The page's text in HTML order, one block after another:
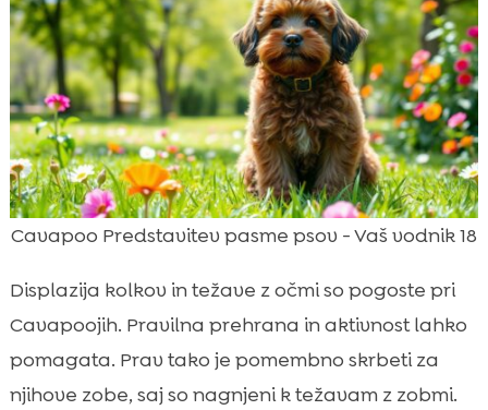
Cavapoo Predstavitev pasme psov - Vaš vodnik 18
Displazija kolkov in težave z očmi so pogoste pri
Cavapoojih. Pravilna prehrana in aktivnost lahko
pomagata. Prav tako je pomembno skrbeti za
njihove zobe, saj so nagnjeni k težavam z zobmi.